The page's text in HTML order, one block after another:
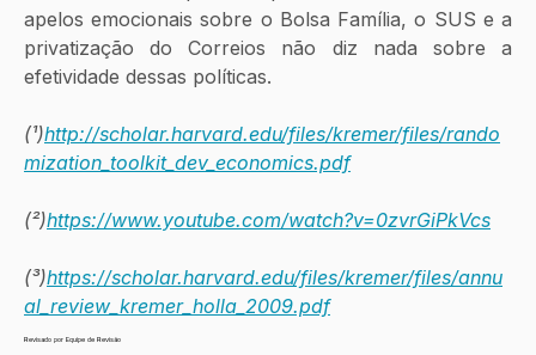
apelos emocionais sobre o Bolsa Família, o SUS e a
privatização do Correios não diz nada sobre a
efetividade dessas políticas.
(¹)http://scholar.harvard.edu/files/kremer/files/rando
mization_toolkit_dev_economics.pdf
(²)https://www.youtube.com/watch?v=0zvrGiPkVcs
(³)https://scholar.harvard.edu/files/kremer/files/annu
al_review_kremer_holla_2009.pdf
Revisado por Equipe de Revisão